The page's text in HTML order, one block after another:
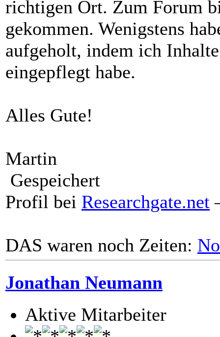
richtigen Ort. Zum Forum
gekommen. Wenigstens
aufgeholt, indem ich
eingepflegt habe.
Alles Gute!
Martin
Gespeichert
Profil bei Researchgate.net
DAS waren noch Zeiten:
Jonathan Neumann
Aktive Mitarbeiter